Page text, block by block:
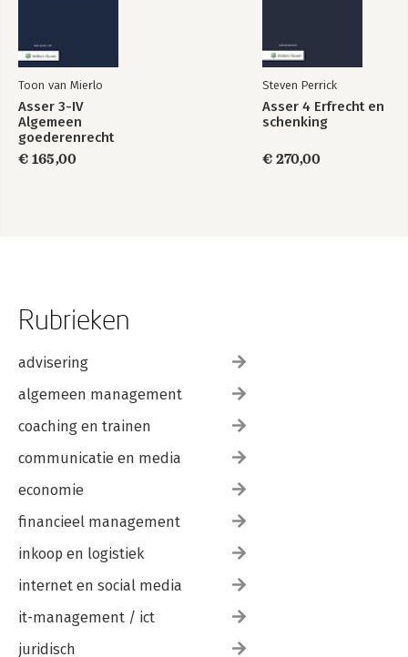
Toon van Mierlo
Asser 3-IV
Algemeen
goederenrecht
€ 165,00
Steven Perrick
Asser 4 Erfrecht en
schenking
€ 270,00
Rubrieken
advisering
algemeen management
coaching en trainen
communicatie en media
economie
financieel management
inkoop en logistiek
internet en social media
it-management / ict
juridisch